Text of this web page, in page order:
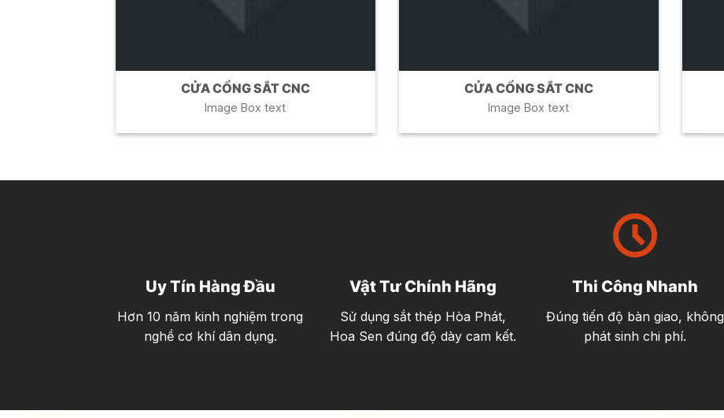
CỬA CỔNG SẮT CNC
Image Box text
CỬA CỔNG SẮT CNC
Image Box text
Uy Tín Hàng Đầu
Hơn 10 năm kinh nghiệm trong
nghề cơ khí dân dụng.
Vật Tư Chính Hãng
Sử dụng sắt thép Hòa Phát,
Hoa Sen đúng độ dày cam kết.
Thi Công Nhanh
Đúng tiến độ bàn giao, không
phát sinh chi phí.